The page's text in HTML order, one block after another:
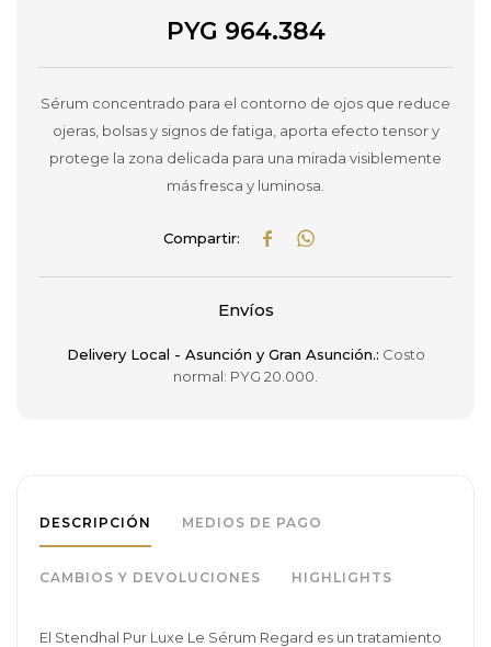
PYG 964.384
Sérum concentrado para el contorno de ojos que reduce
ojeras, bolsas y signos de fatiga, aporta efecto tensor y
protege la zona delicada para una mirada visiblemente
más fresca y luminosa.
 
Envíos
Delivery Local - Asunción y Gran Asunción.: Costo
normal: PYG 20.000.
DESCRIPCIÓN MEDIOS DE PAGO
CAMBIOS Y DEVOLUCIONES HIGHLIGHTS
El Stendhal Pur Luxe Le Sérum Regard es un tratamiento